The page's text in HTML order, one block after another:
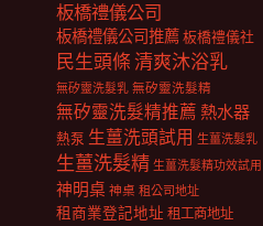
板橋禮儀公司
板橋禮儀公司推薦板橋禮儀社
民生頭條清爽沐浴乳
無矽靈洗髮乳 無矽靈洗髮精
無矽靈洗髮精推薦 熱水器
熱泵 生薑洗頭試用 生薑洗髮乳
生薑洗髮精 生薑洗髮精功效試用
神明桌 神桌 租公司地址
租商業登記地址 租工商地址